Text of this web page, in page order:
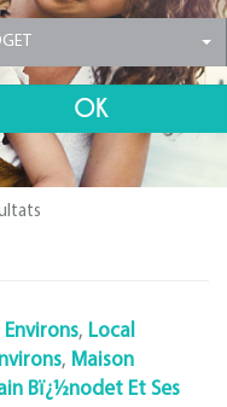
, Local
, Maison
Bï¿½nodet Et Ses